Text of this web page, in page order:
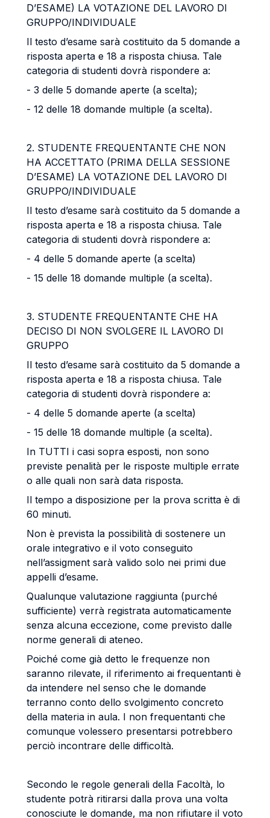
D’ESAME) LA VOTAZIONE DEL LAVORO DI
GRUPPO/INDIVIDUALE
Il testo d’esame sarà costituito da 5 domande a
risposta aperta e 18 a risposta chiusa. Tale
categoria di studenti dovrà rispondere a:
- 3 delle 5 domande aperte (a scelta);
- 12 delle 18 domande multiple (a scelta).
2. STUDENTE FREQUENTANTE CHE NON
HA ACCETTATO (PRIMA DELLA SESSIONE
D’ESAME) LA VOTAZIONE DEL LAVORO DI
GRUPPO/INDIVIDUALE
Il testo d’esame sarà costituito da 5 domande a
risposta aperta e 18 a risposta chiusa. Tale
categoria di studenti dovrà rispondere a:
- 4 delle 5 domande aperte (a scelta)
- 15 delle 18 domande multiple (a scelta).
3. STUDENTE FREQUENTANTE CHE HA
DECISO DI NON SVOLGERE IL LAVORO DI
GRUPPO
Il testo d’esame sarà costituito da 5 domande a
risposta aperta e 18 a risposta chiusa. Tale
categoria di studenti dovrà rispondere a:
- 4 delle 5 domande aperte (a scelta)
- 15 delle 18 domande multiple (a scelta).
In TUTTI i casi sopra esposti, non sono
previste penalità per le risposte multiple errate
o alle quali non sarà data risposta.
Il tempo a disposizione per la prova scritta è di
60 minuti.
Non è prevista la possibilità di sostenere un
orale integrativo e il voto conseguito
nell’assigment sarà valido solo nei primi due
appelli d’esame.
Qualunque valutazione raggiunta (purché
sufficiente) verrà registrata automaticamente
senza alcuna eccezione, come previsto dalle
norme generali di ateneo.
Poiché come già detto le frequenze non
saranno rilevate, il riferimento ai frequentanti è
da intendere nel senso che le domande
terranno conto dello svolgimento concreto
della materia in aula. I non frequentanti che
comunque volessero presentarsi potrebbero
perciò incontrare delle difficoltà.
Secondo le regole generali della Facoltà, lo
studente potrà ritirarsi dalla prova una volta
conosciute le domande, ma non rifiutare il voto